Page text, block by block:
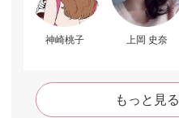
神崎桃子 上岡 史奈
もっと見る